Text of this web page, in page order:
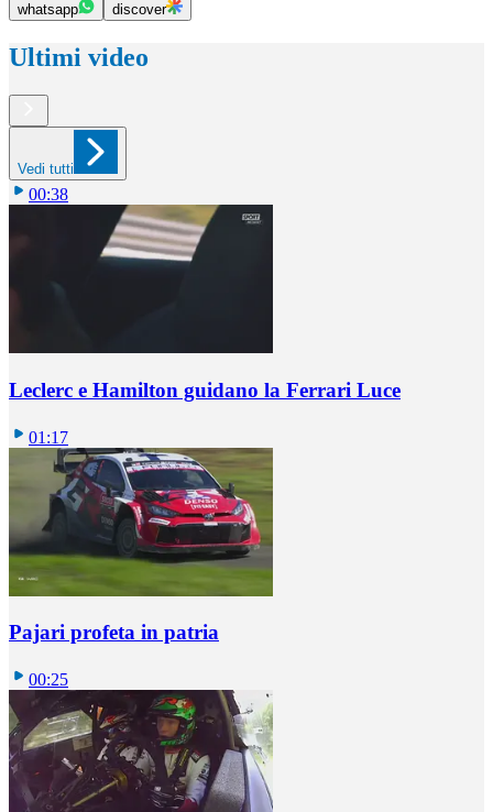
whatsapp discover
Ultimi video
Vedi tutti
00:38
Leclerc e Hamilton guidano la Ferrari Luce
01:17
Pajari profeta in patria
00:25